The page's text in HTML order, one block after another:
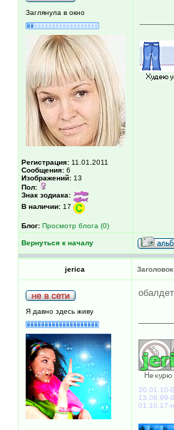
Заглянула в окно
Регистрация: 11.01.2011
Сообщения: 6
Изображений: 13
Пол:
Знак зодиака:
В наличии: 17
Блог: Просмотр блога (0)
Вернуться к началу
jerica
Я давно здесь живу
20.01.10-
13.08.99-
01.10.17-